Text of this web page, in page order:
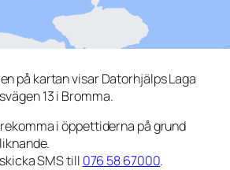
på kartan visar Datorhjälps Laga
13 i Bromma.
i öppettiderna på grund
SMS till 076 58 67000.